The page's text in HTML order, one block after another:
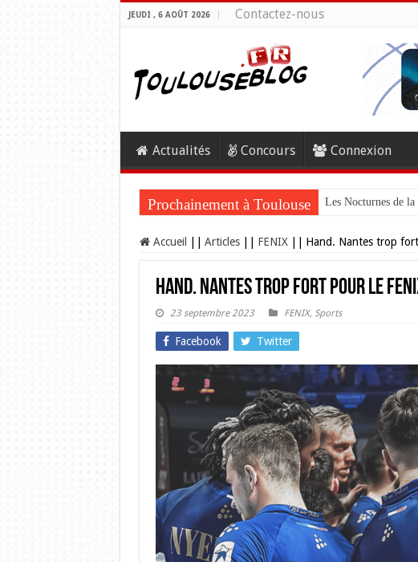
JEUDI , 6 AOÛT 2026 Contactez-nous
Actualités Concours Connexion
Prochainement à Toulouse Les Nocturnes de la
Accueil Articles FENIX Hand. Nantes trop
Hand. Nantes trop fort pour le
23 septembre 2023 FENIX, Sports
Facebook Twitter